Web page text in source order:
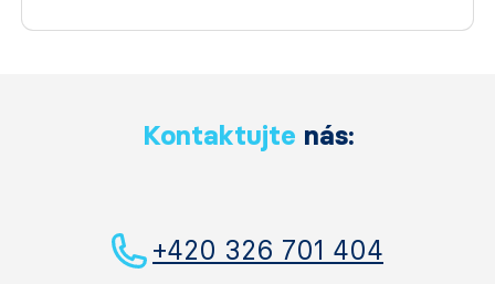
Kontaktujte nás:
+420 326 701 404